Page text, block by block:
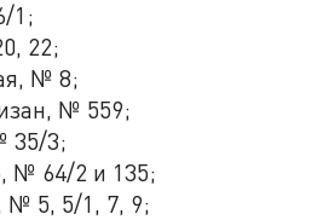
1;
22;
№ 8;
№ 559;
35/3;
№ 64/2 и 135;
№ 5, 5/1, 7, 9;